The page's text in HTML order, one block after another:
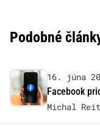
Podobné
16. júna
Facebook
Michal